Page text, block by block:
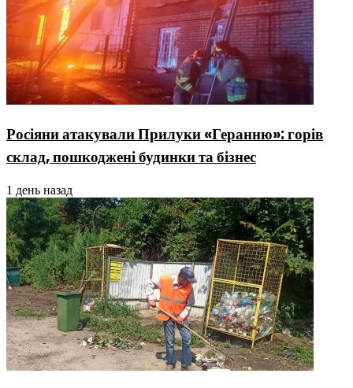
Росіяни атакували Прилуки «Геранню»: горів
склад, пошкоджені будинки та бізнес
1 день назад